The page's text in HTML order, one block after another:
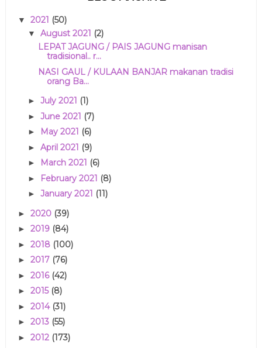
▼ 2021 (50)
▼ August 2021 (2)
LEPAT JAGUNG / PAIS JAGUNG manisan
tradisional.. r...
NASI GAUL / KULAAN BANJAR makanan tradisi
orang Ba...
► July 2021 (1)
► June 2021 (7)
► May 2021 (6)
► April 2021 (9)
► March 2021 (6)
► February 2021 (8)
► January 2021 (11)
► 2020 (39)
► 2019 (84)
► 2018 (100)
► 2017 (76)
► 2016 (42)
► 2015 (8)
► 2014 (31)
► 2013 (55)
► 2012 (173)